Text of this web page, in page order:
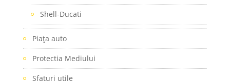
Shell-Ducati
Piaţa auto
Protectia Mediului
Sfaturi utile